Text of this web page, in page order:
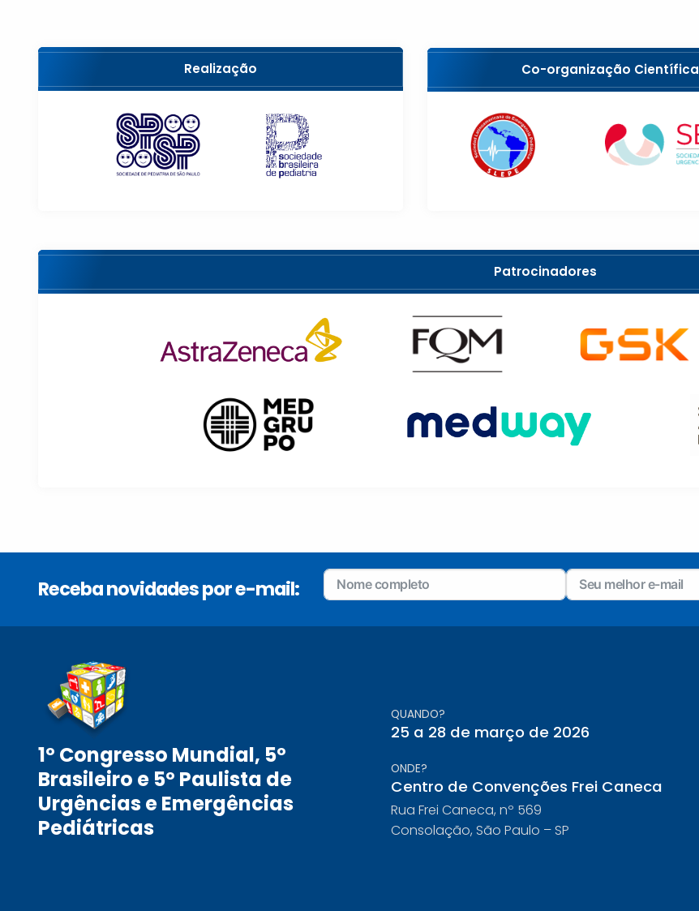
Realização Co-organização Científica
Patrocinadores
Receba novidades por e-mail:
1º Congresso Mundial, 5º
Brasileiro e 5º Paulista de
Urgências e Emergências
Pediátricas
QUANDO?
25 a 28 de março de 2026
ONDE?
Centro de Convenções Frei Caneca
Rua Frei Caneca, nº 569
Consolação, São Paulo – SP